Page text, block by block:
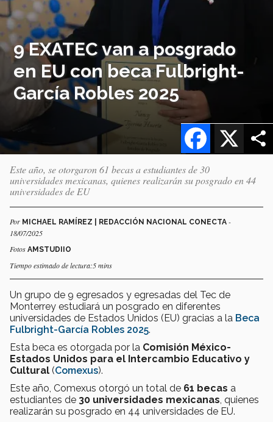
9 EXATEC van a posgrado
en EU con beca Fulbright-
García Robles 2025
X
Facebook
Este año, se otorgaron 61 becas a estudiantes de 30
universidades mexicanas, quienes realizarán su posgrado en 44
universidades de EU
Por MICHAEL RAMÍREZ | REDACCIÓN NACIONAL CONECTA -
18/07/2025
Fotos AMSTUDIIO
Tiempo estimado de lectura:5 mins
Un grupo de 9 egresados y egresadas del Tec de
Monterrey estudiará un posgrado en diferentes
universidades de Estados Unidos (EU) gracias a la Beca
Fulbright-García Robles 2025.
Esta beca es otorgada por la Comisión México-
Estados Unidos para el Intercambio Educativo y
Cultural (Comexus).
Este año, Comexus otorgó un total de 61 becas a
estudiantes de 30 universidades mexicanas , quienes
realizarán su posgrado en 44 universidades de EU.